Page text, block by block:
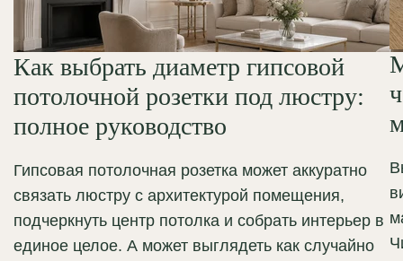
Как выбрать диаметр гипсовой
потолочной розетки под люстру:
полное руководство
Гипсовая потолочная розетка может аккуратно
связать люстру с архитектурой помещения,
подчеркнуть центр потолка и собрать интерьер в
единое целое. А может выглядеть как случайно